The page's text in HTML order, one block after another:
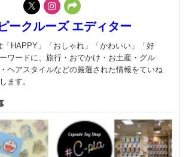
ークルーズ エディター
「HAPPY」「おしゃれ」「かわいい」「好
ワードに、旅行・おでかけ・お土産・グル
ヘアスタイルなどの厳選された情報をていね
ます。